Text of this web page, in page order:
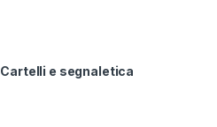
Cartelli e segnaletica